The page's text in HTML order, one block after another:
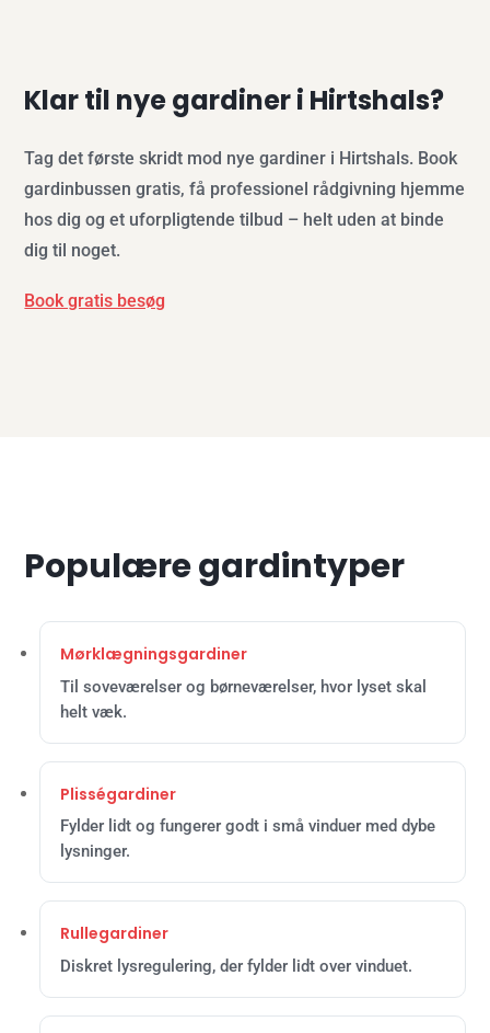
Klar til nye gardiner i Hirtshals?
Tag det første skridt mod nye gardiner i Hirtshals. Book
gardinbussen gratis, få professionel rådgivning hjemme
hos dig og et uforpligtende tilbud – helt uden at binde
dig til noget.
Book gratis besøg
Populære gardintyper
Mørklægningsgardiner
Til soveværelser og børneværelser, hvor lyset skal
helt væk.
Plisségardiner
Fylder lidt og fungerer godt i små vinduer med dybe
lysninger.
Rullegardiner
Diskret lysregulering, der fylder lidt over vinduet.